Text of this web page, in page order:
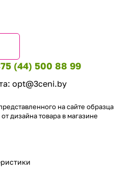
(44) 500 88 99
opt@3ceni.by
на сайте образца
дизайна товара в магазине